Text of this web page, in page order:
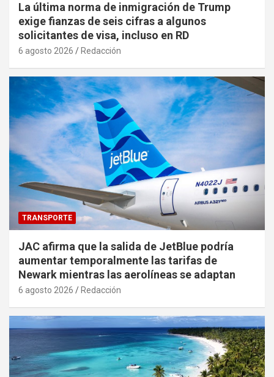
La última norma de inmigración de Trump
exige fianzas de seis cifras a algunos
solicitantes de visa, incluso en RD
6 agosto 2026 Redacción
TRANSPORTE
JAC afirma que la salida de JetBlue podría
aumentar temporalmente las tarifas de
Newark mientras las aerolíneas se adaptan
6 agosto 2026 Redacción